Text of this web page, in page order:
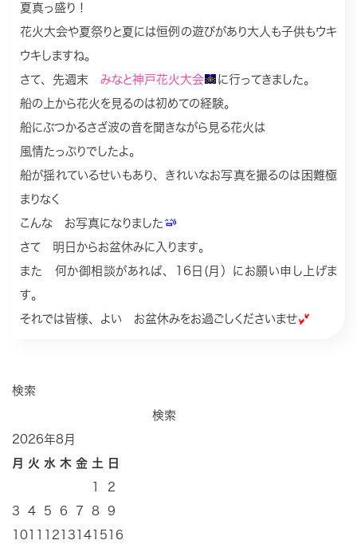
夏真っ盛り！
花火大会や夏祭りと夏には恒例の遊びがあり大人も子供もウキ
ウキしますね。
さて、先週末 みなと神戸花火大会
に行ってきました。
船の上から花火を見るのは初めての経験。
船にぶつかるさざ波の音を聞きながら見る花火は
風情たっぷりでしたよ。
船が揺れているせいもあり、きれいなお写真を撮るのは困難極
まりなく
こんな お写真になりました
さて 明日からお盆休みに入ります。
また 何か御相談があれば、16日(月）にお願い申し上げま
す。
それでは皆様、よい お盆休みをお過ごしくださいませ
検索
検索
2026年8月
月
火 水 木 金 土
日
2
3
4 5 6 7 8
9
10
12 13 14 15 16